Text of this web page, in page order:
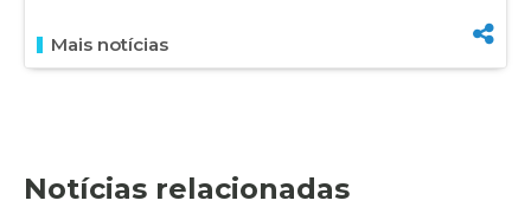
Mais notícias
Notícias relacionadas